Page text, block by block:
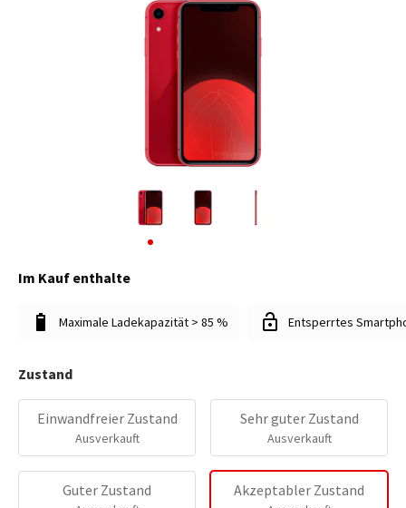
Im Kauf enthalte
Maximale Ladekapazität > 85 % Entsperrtes
Zustand
Einwandfreier Zustand
Ausverkauft
Sehr guter Zustand
Ausverkauft
Guter Zustand Akzeptabler Zustand